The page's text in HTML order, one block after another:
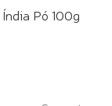
Pó 100g